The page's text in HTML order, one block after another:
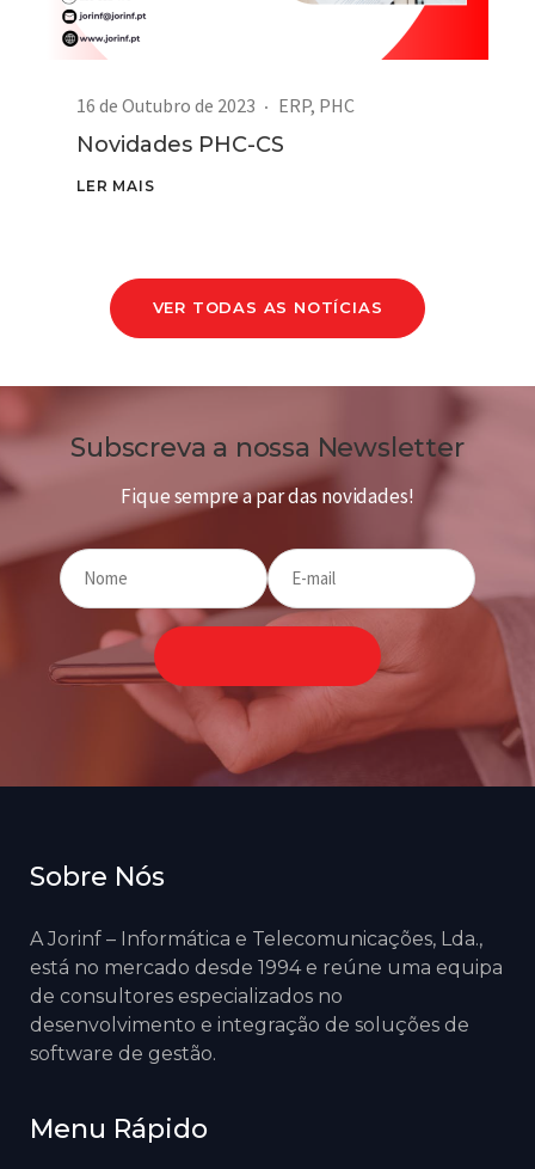
16 de Outubro de 2023 ERP, PHC
Novidades PHC-CS
LER MAIS
VER TODAS AS NOTÍCIAS
Subscreva a nossa Newsletter
Fique sempre a par das novidades!
Sobre Nós
A Jorinf – Informática e Telecomunicações, Lda.,
está no mercado desde 1994 e reúne uma equipa
de consultores especializados no
desenvolvimento e integração de soluções de
software de gestão.
Menu Rápido